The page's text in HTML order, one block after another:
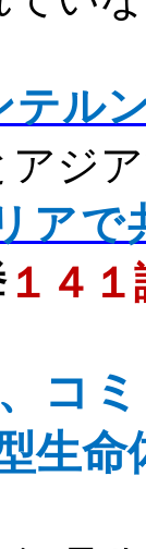
テル
アジ
ア
１４
コ
生